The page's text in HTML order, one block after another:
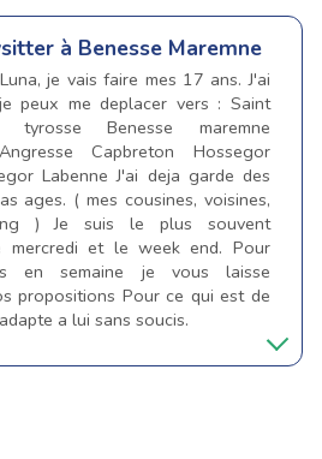
à Benesse Maremne
je vais faire mes 17 ans. J'ai
peux me deplacer vers : Saint
Benesse maremne
Capbreton Hossegor
Labenne J'ai deja garde des
ages. ( mes cousines, voisines,
) Je suis le plus souvent
mercredi et le week end. Pour
en semaine je vous laisse
propositions Pour ce qui est de
a lui sans soucis.